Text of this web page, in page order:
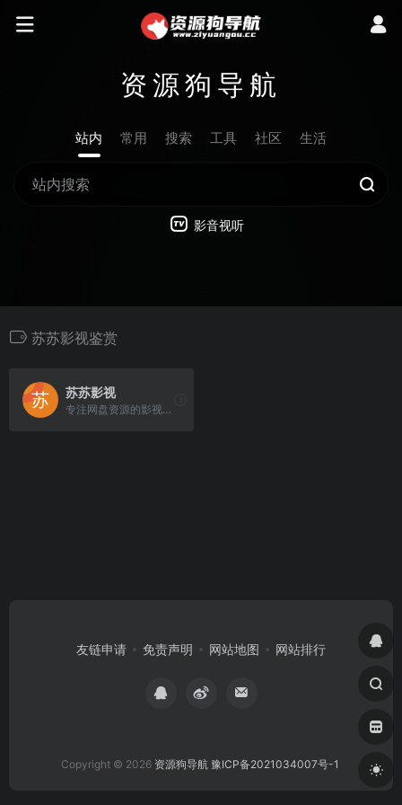
资源狗导航
站内 常用 搜索 工具 社区 生活
影音视听
苏苏影视鉴赏
苏苏影视
专注网盘资源的影视分享站。
友链申请 免责声明 网站地图 网站排行
Copyright © 2026 资源狗导航 豫ICP备2021034007号-1